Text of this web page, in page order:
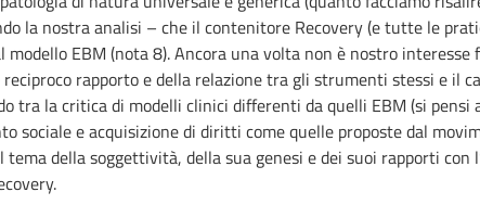
la nostra analisi – che il contenitore Recovery (e tutte le
EBM (nota 8). Ancora una volta non è nostro
rapporto e della relazione tra gli strumenti stessi e il
tra la critica di modelli clinici differenti da quelli EBM (si pensi
e acquisizione di diritti come quelle proposte dal
della soggettività, della sua genesi e dei suoi rapporti con